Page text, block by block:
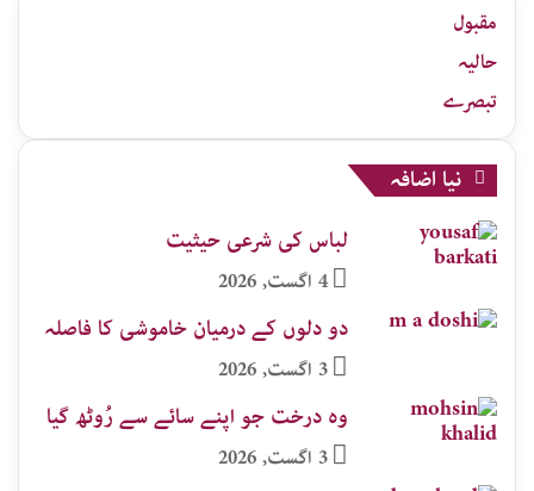
جات
مقبول
حالیہ
تبصرے
نیا اضافہ
لباس کی شرعی حیثیت
4 اگست, 2026
دو دلوں کے درمیان خاموشی کا فاصلہ
3 اگست, 2026
وہ درخت جو اپنے سائے سے رُوٹھ گیا
3 اگست, 2026